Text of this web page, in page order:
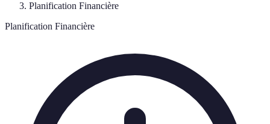
Planification Financière
Planification Financière